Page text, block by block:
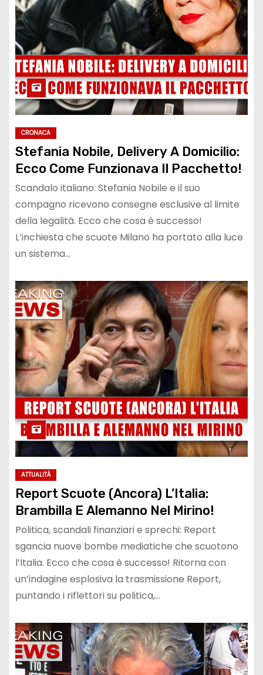
CRONACA
Stefania Nobile, Delivery A Domicilio:
Ecco Come Funzionava Il Pacchetto!
Scandalo italiano: Stefania Nobile e il suo
compagno ricevono consegne esclusive al limite
della legalità. Ecco che cosa è successo!
L’inchiesta che scuote Milano ha portato alla luce
un sistema…
ATTUALITÀ
Report Scuote (Ancora) L’Italia:
Brambilla E Alemanno Nel Mirino!
Politica, scandali finanziari e sprechi: Report
sgancia nuove bombe mediatiche che scuotono
l’Italia. Ecco che cosa è successo! Ritorna con
un’indagine esplosiva la trasmissione Report,
puntando i riflettori su politica,…